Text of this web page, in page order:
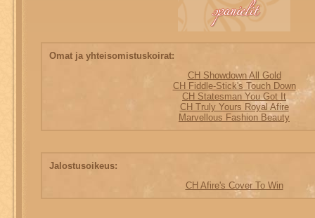
Omat ja yhteisomistuskoirat:
CH Showdown All Gold
CH Fiddle-Stick's Touch Down
CH Statesman You Got It
CH Truly Yours Royal Afire
Marvellous Fashion Beauty
Jalostusoikeus:
CH Afire's Cover To Win